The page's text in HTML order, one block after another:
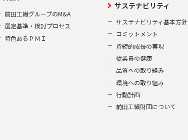
前田工繊グループのM&A
選定基準・検討プロセス
特色あるＰＭＩ
サステナビリティ
サステナビリティ基本方針
コミットメント
持続的成長の実現
従業員の健康
品質への取り組み
環境への取り組み
行動計画
前田工繊財団について